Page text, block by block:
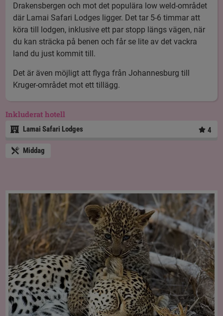
Drakensbergen och mot det populära low weld-området
där Lamai Safari Lodges ligger. Det tar 5-6 timmar att
köra till lodgen, inklusive ett par stopp längs vägen, när
du kan sträcka på benen och får se lite av det vackra
land du just kommit till.
Det är även möjligt att flyga från Johannesburg till
Kruger-området mot ett tillägg.
Inkluderat hotell
Lamai Safari Lodges 4
Middag